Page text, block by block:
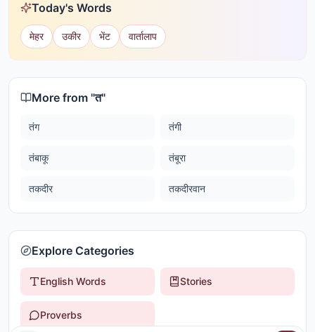
Today's Words
मेहर उकीर भेंट वार्तालाप
More from "त"
तंग तंगी
तंबाकू तंबूरा
तकदीर तकदीरवान
Explore Categories
English Words Stories
Proverbs